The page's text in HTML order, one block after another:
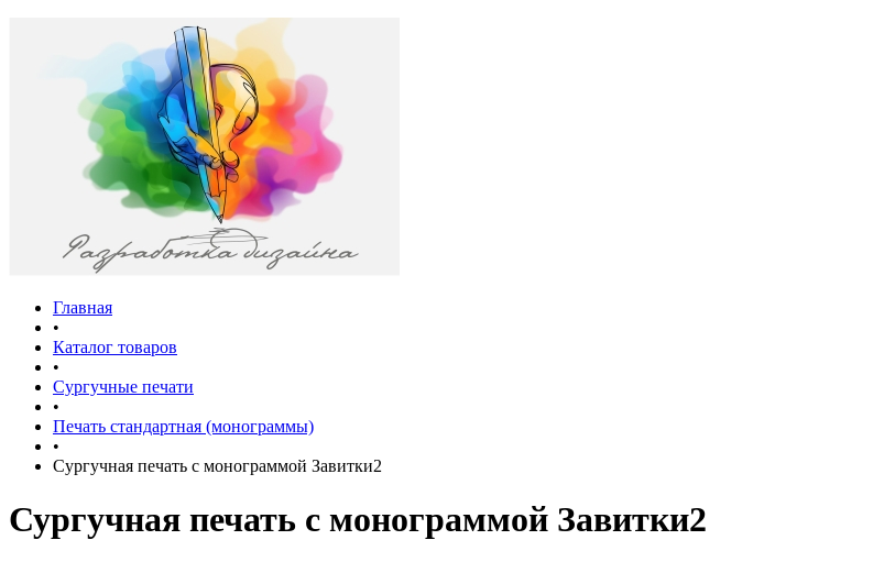
Главная
•
Каталог товаров
•
Сургучные печати
•
Печать стандартная (монограммы)
•
Сургучная печать с монограммой Завитки2
Сургучная печать с монограммой Завитки2